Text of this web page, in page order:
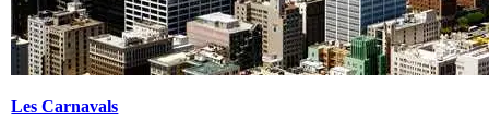
Les Carnavals